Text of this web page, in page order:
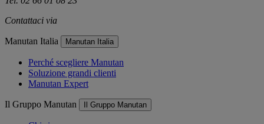
Contattaci via
Manutan Italia Manutan Italia
Perché scegliere Manutan
Soluzione grandi clienti
Manutan Expert
Il Gruppo Manutan Il Gruppo Manutan